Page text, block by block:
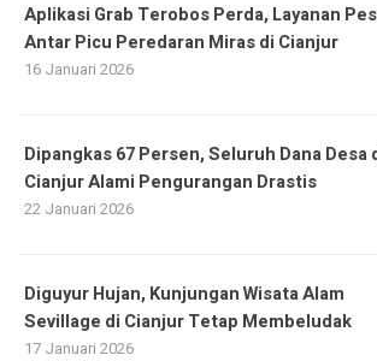
Aplikasi Grab Terobos Perda, Layanan
Antar Picu Peredaran Miras di Cianjur
16 Januari 2026
Dipangkas 67 Persen, Seluruh Dana Desa
Cianjur Alami Pengurangan Drastis
22 Januari 2026
Diguyur Hujan, Kunjungan Wisata Alam
Sevillage di Cianjur Tetap Membeludak
17 Januari 2026